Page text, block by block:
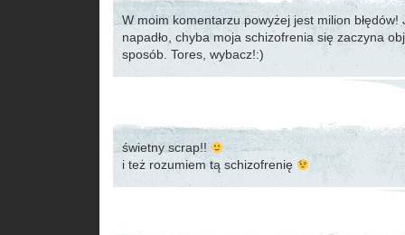
W moim komentarzu powyżej jest milion
napadło, chyba moja schizofrenia się zaczyna
sposób. Tores, wybacz!:)
świetny scrap!!
i też rozumiem tą schizofrenię